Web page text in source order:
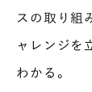
スの取り組
ャレンジを
わかる。